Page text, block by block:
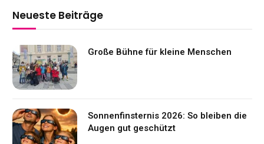
Neueste Beiträge
Große Bühne für kleine Menschen
Sonnenfinsternis 2026: So bleiben die
Augen gut geschützt